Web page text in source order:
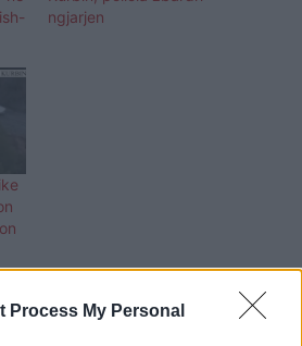
Process My Personal
ngjarjen